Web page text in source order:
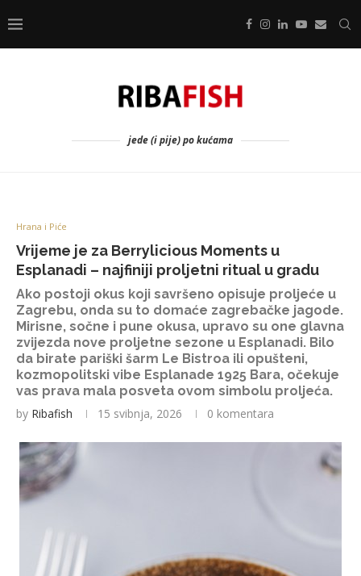
jede (i pije) po kućama
Hrana i Piće
Vrijeme je za Berrylicious Moments u
Esplanadi – najfiniji proljetni ritual u gradu
Ako postoji okus koji savršeno opisuje proljeće u
Zagrebu, onda su to domaće zagrebačke jagode.
Mirisne, sočne i pune okusa, upravo su one glavna
zvijezda nove proljetne sezone u Esplanadi. Bilo
da birate pariški šarm Le Bistroa ili opušteni,
kozmopolitski vibe Esplanade 1925 Bara, očekuje
vas prava mala posveta ovom simbolu proljeća.
by Ribafish 15 svibnja, 2026 0 komentara